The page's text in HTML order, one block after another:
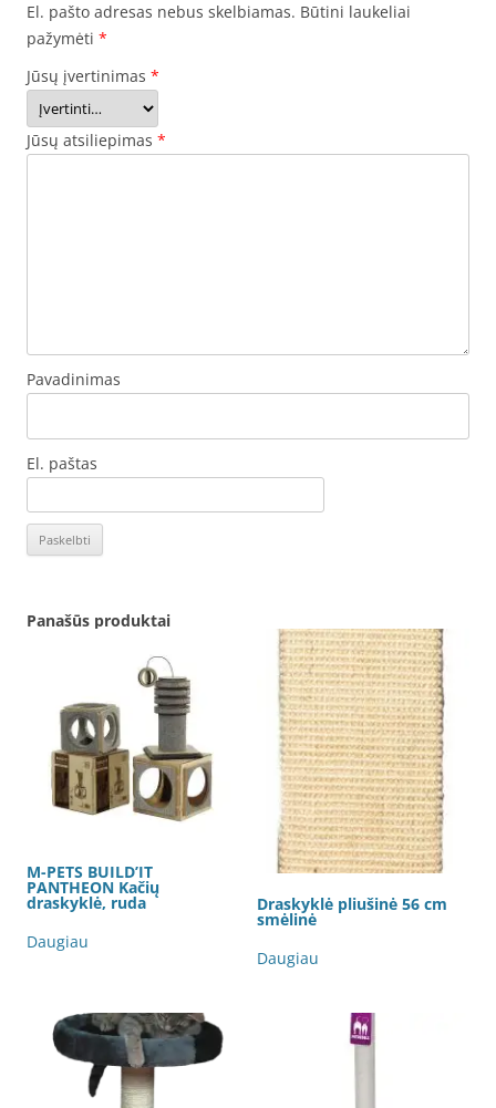
El. pašto adresas nebus skelbiamas. Būtini laukeliai
pažymėti *
Jūsų įvertinimas *
Jūsų atsiliepimas *
Pavadinimas
El. paštas
Panašūs produktai
M-PETS BUILD’IT
PANTHEON Kačių
draskyklė, ruda
Daugiau
Draskyklė pliušinė 56 cm
smėlinė
Daugiau